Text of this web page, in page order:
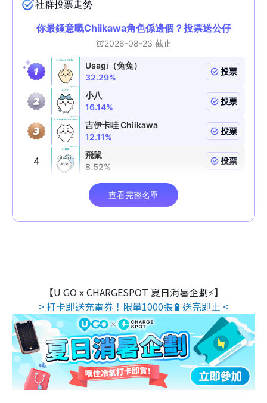
【U GO x CHARGESPOT 夏日消暑企劃⚡】
> 打卡即送充電券！限量1000張🔋送完即止 <